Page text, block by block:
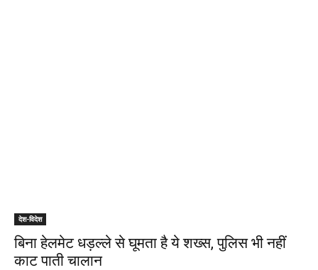
देश-विदेश
बिना हेलमेट धड़ल्ले से घूमता है ये शख्स, पुलिस भी नहीं
काट पाती चालान